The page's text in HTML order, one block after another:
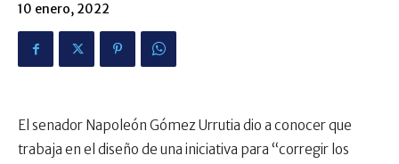
10 enero, 2022
El senador Napoleón Gómez Urrutia dio a conocer que
trabaja en el diseño de una iniciativa para “corregir los